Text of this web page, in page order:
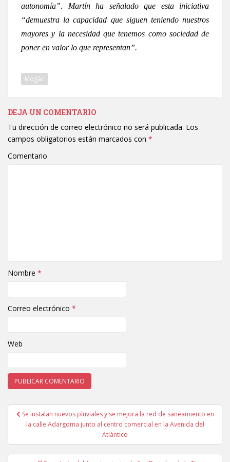
autonomía”. Martín ha señalado que esta iniciativa
“demuestra la capacidad que siguen teniendo nuestros
mayores y la necesidad que tenemos como sociedad de
poner en valor lo que representan”.
Mogán
DEJA UN COMENTARIO
Tu dirección de correo electrónico no será publicada. Los
campos obligatorios están marcados con *
Comentario
Nombre *
Correo electrónico *
Web
Navegación de entradas
Se instalan nuevos pluviales y se mejora la red de saneamiento en
la calle Adargoma junto al centro comercial en la Avenida del
Atlántico